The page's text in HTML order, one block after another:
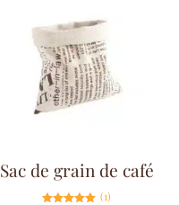
Sac de grain de café
(1)